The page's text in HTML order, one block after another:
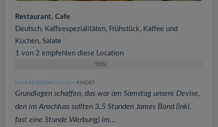
Restaurant, Cafe
Deutsch, Kaffeespezialitäten, Frühstück, Kaffee und
Kuchen, Salate
1 von 2 empfehlen diese Location
50%
DAUERESSERGK0712 (399 ) FINDET:
Grundlagen schaffen, das war am Samstag unsere Devise,
den im Anschluss sollten 3,5 Stunden James Bond (inkl.
fast eine Stunde Werbung) im...